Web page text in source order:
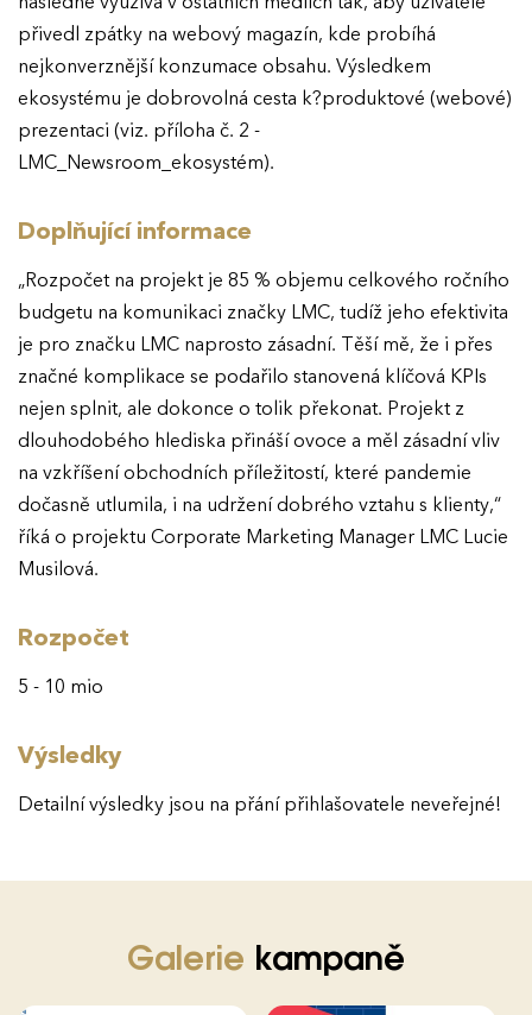
přivedl zpátky na webový magazín, kde probíhá
nejkonverznější konzumace obsahu. Výsledkem
ekosystému je dobrovolná cesta k?produktové (webové)
prezentaci (viz. příloha č. 2 -
LMC_Newsroom_ekosystém).
Doplňující informace
„Rozpočet na projekt je 85 % objemu celkového ročního
budgetu na komunikaci značky LMC, tudíž jeho efektivita
je pro značku LMC naprosto zásadní. Těší mě, že i přes
značné komplikace se podařilo stanovená klíčová KPIs
nejen splnit, ale dokonce o tolik překonat. Projekt z
dlouhodobého hlediska přináší ovoce a měl zásadní vliv
na vzkříšení obchodních příležitostí, které pandemie
dočasně utlumila, i na udržení dobrého vztahu s klienty,“
říká o projektu Corporate Marketing Manager LMC Lucie
Musilová.
Rozpočet
5 - 10 mio
Výsledky
Detailní výsledky jsou na přání přihlašovatele neveřejné!
Galerie kampaně